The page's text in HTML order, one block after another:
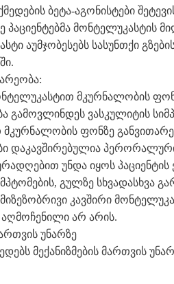
ბეტა-აგონისტები
პაციენტებმა მონტელუკასტის
აუმჯობესებს სასუნთქი
მკურნალობის
გამოვლინდეს ვასკულიტის
ფონზე
დაკავშირებულია
უნდა იყოს
გულზე სხვადასხვა
კავშირი
არ არის.
უნარზე
მექანიზმების მართვის